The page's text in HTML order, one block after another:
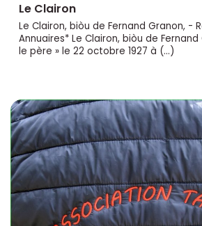
Le Clairon
Le Clairon, biòu de Fernand Granon, -
Annuaires* Le Clairon, biòu de
le père » le 22 octobre 1927 à (…)